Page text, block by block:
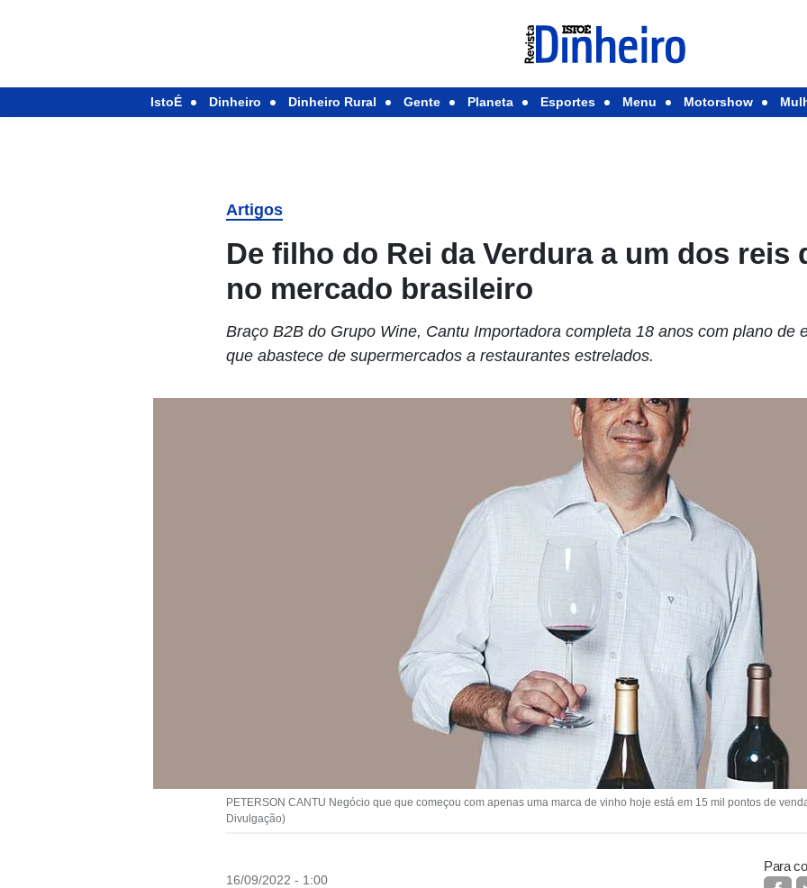
IstoÉ Dinheiro Dinheiro Rural Gente Planeta Esportes Menu Motorshow
Artigos
De filho do Rei da Verdura a um dos reis
no mercado brasileiro
Braço B2B do Grupo Wine, Cantu Importadora completa 18 anos com plano de
que abastece de supermercados a restaurantes estrelados.
PETERSON CANTU Negócio que que começou com apenas uma marca de vinho hoje está em 15 mil pontos de
Divulgação)
16/09/2022 - 1:00
Para